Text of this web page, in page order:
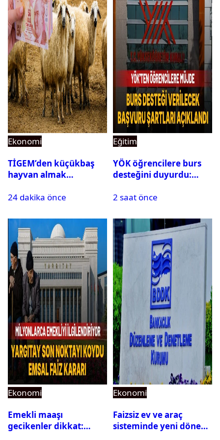
Ekonomi
TİGEM’den küçükbaş
hayvan almak
350 küçükbaş hayvan
muhammen bedeli
açıklandı
24 dakika önce
Eğitim
YÖK öğrencilere burs
desteğini duyurdu:
açıklandı
2 saat önce
Ekonomi
Emekli maaşı
gecikenler dikkat:
Ekonomi
Faizsiz ev ve araç
sisteminde yeni dönem: